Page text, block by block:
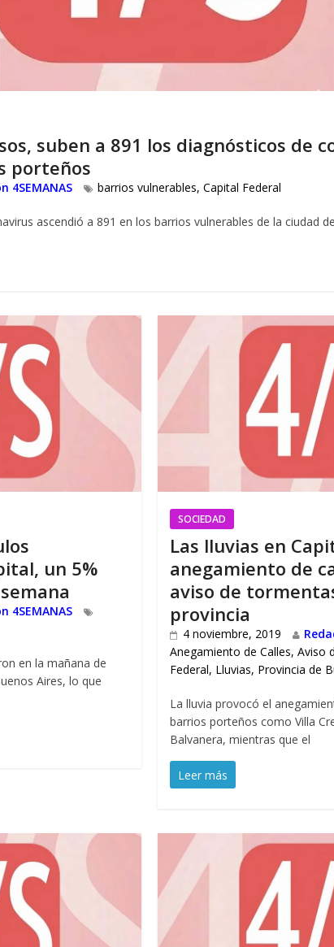
suben a 891 los diagnósticos de
porteños
4SEMANAS barrios vulnerables, Capital Federal
ascendió a 891 en los barrios vulnerables de la ciudad
un 5%
4SEMANAS
en la mañana de
Aires, lo que
SOCIEDAD
Las lluvias en
anegamiento de
aviso de
provincia
4 noviembre, 2019
Anegamiento de Calles,Aviso
Federal, Lluvias, Provincia de
La lluvia provocó el
barrios porteños como Villa
Balvanera, mientras que el
Leer más